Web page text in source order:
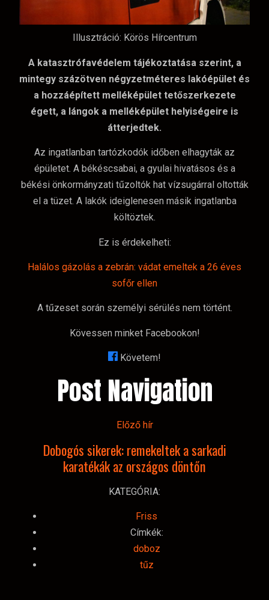
Illusztráció: Körös Hírcentrum
A katasztrófavédelem tájékoztatása szerint, a
mintegy százötven négyzetméteres lakóépület és
a hozzáépített melléképület tetőszerkezete
égett, a lángok a melléképület helyiségeire is
átterjedtek.
Az ingatlanban tartózkodók időben elhagyták az
épületet. A békéscsabai, a gyulai hivatásos és a
békési önkormányzati tűzoltók hat vízsugárral oltották
el a tüzet. A lakók ideiglenesen másik ingatlanba
költöztek.
Ez is érdekelheti:
Halálos gázolás a zebrán: vádat emeltek a 26 éves
sofőr ellen
A tűzeset során személyi sérülés nem történt.
Kövessen minket Facebookon!
Követem!
Post Navigation
Előző hír
Dobogós sikerek: remekeltek a sarkadi
karatékák az országos döntőn
KATEGÓRIA:
Friss
Címkék:
doboz
tűz